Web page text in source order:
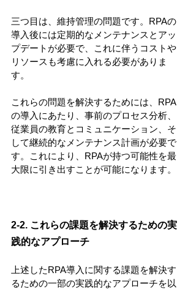
三つ目は、維持管理の問題です。RPAの
導入後には定期的なメンテナンスとアッ
プデートが必要で、これに伴うコストや
リソースも考慮に入れる必要がありま
す。
これらの問題を解決するためには、RPA
の導入にあたり、事前のプロセス分析、
従業員の教育とコミュニケーション、そ
して継続的なメンテナンス計画が必要で
す。これにより、RPAが持つ可能性を最
大限に引き出すことが可能になります。
2-2. これらの課題を解決するための実
践的なアプローチ
上述したRPA導入に関する課題を解決す
るための一部の実践的なアプローチを以